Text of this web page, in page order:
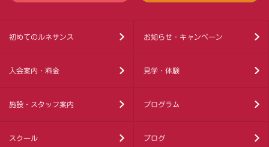
初めてのルネサンス お知らせ・キャンペーン
入会案内・料金 見学・体験
施設・スタッフ案内 プログラム
スクール ブログ